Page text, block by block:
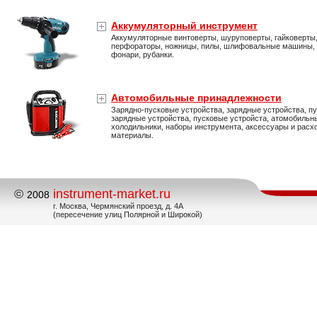
Аккумуляторный инструмент
Аккумуляторные винтоверты, шуруповерты, гайковерты,
перфораторы, ножницы, пилы, шлифовальные машины,
фонари, рубанки.
Автомобильные принадлежности
Зарядно-пусковые устройства, зарядные устройства,
зарядные устройства, пусковые устройста,
холодильники, наборы инструмента, аксессуары и
материалы.
© 2008 instrument-market.ru
г. Москва, Чермянский проезд, д. 4А
(пересечение улиц Полярной и Широкой)